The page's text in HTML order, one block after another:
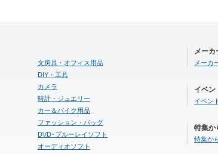
文房具・オフィス用品
DIY・工具
カメラ
時計・ジュエリー
カー＆バイク用品
ファッション・バッグ
DVD･ブルーレイソフト
オーディオソフト
メーカ
メーカ
イベン
イベン
特集か
特集か